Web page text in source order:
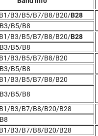
B1/B3/B5/B7/B8/B20/B28
B5/B8
B1/B3/B5/B7/B8/B20/B28
B5/B8
B1/B3/B5/B7/B8/B20
B5/B8
B1/B3/B5/B7/B8/B20
B5/B8
B1/B3/B7/B8/B20/B28
B1/B3/B7/B8/B20/B28